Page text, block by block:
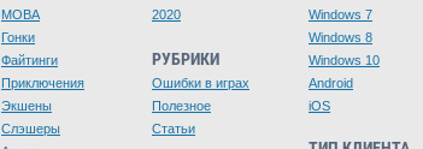
MOBA
Гонки
Файтинги
Приключения
Экшены
Слэшеры
2020
РУБРИКИ
Ошибки в играх
Полезное
Статьи
Windows 7
Windows 8
Windows 10
Android
iOS